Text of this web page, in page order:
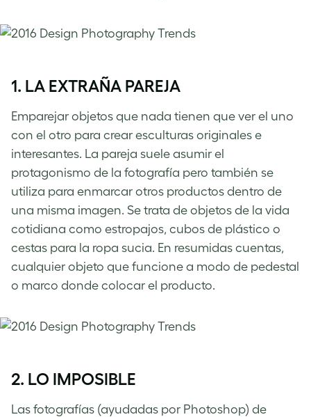
1. LA EXTRAÑA PAREJA
Emparejar objetos que nada tienen que ver el uno
con el otro para crear esculturas originales e
interesantes. La pareja suele asumir el
protagonismo de la fotografía pero también se
utiliza para enmarcar otros productos dentro de
una misma imagen. Se trata de objetos de la vida
cotidiana como estropajos, cubos de plástico o
cestas para la ropa sucia. En resumidas cuentas,
cualquier objeto que funcione a modo de pedestal
o marco donde colocar el producto.
2. LO IMPOSIBLE
Las fotografías (ayudadas por Photoshop) de